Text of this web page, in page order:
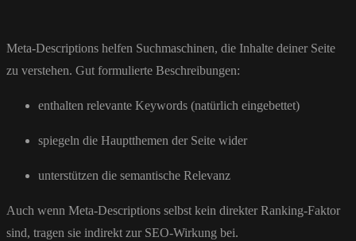
Meta-Descriptions helfen Suchmaschinen, die Inhalte deiner Seite
zu verstehen. Gut formulierte Beschreibungen:
enthalten relevante Keywords (natürlich eingebettet)
spiegeln die Hauptthemen der Seite wider
unterstützen die semantische Relevanz
Auch wenn Meta-Descriptions selbst kein direkter Ranking-Faktor
sind, tragen sie indirekt zur SEO-Wirkung bei.